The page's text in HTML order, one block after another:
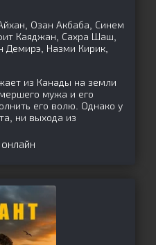
Озан Акбаба, Синем
Каяджан, Сахра Шаш,
Демирэ, Назми Кирик,
из Канады на земли
мужа и его
его волю. Однако у
ни выхода из